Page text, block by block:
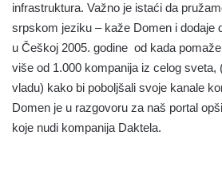
infrastruktura. Važno je istaći da
srpskom jeziku – kaže Domen i dodaje
u Češkoj 2005. godine od kada
više od 1.000 kompanija iz celog sveta,
vladu) kako bi poboljšali svoje kanale
Domen je u razgovoru za naš portal
koje nudi kompanija Daktela.